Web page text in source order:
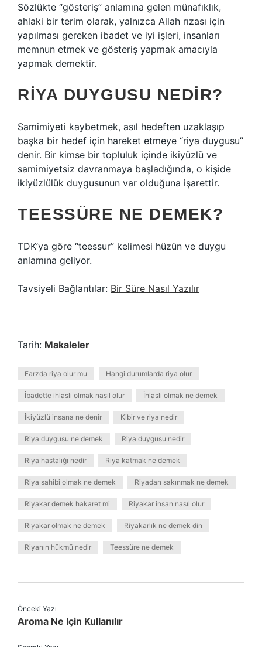
Sözlükte “gösteriş” anlamına gelen münafıklık,
ahlaki bir terim olarak, yalnızca Allah rızası için
yapılması gereken ibadet ve iyi işleri, insanları
memnun etmek ve gösteriş yapmak amacıyla
yapmak demektir.
RIYA DUYGUSU NEDIR?
Samimiyeti kaybetmek, asıl hedeften uzaklaşıp
başka bir hedef için hareket etmeye “riya duygusu”
denir. Bir kimse bir topluluk içinde ikiyüzlü ve
samimiyetsiz davranmaya başladığında, o kişide
ikiyüzlülük duygusunun var olduğuna işarettir.
TEESSÜRE NE DEMEK?
TDK’ya göre “teessur” kelimesi hüzün ve duygu
anlamına geliyor.
Tavsiyeli Bağlantılar: Bir Süre Nasıl Yazılır
Tarih: Makaleler
Farzda riya olur mu Hangi durumlarda riya olur
İbadette ihlaslı olmak nasıl olur İhlaslı olmak ne demek
İkiyüzlü insana ne denir Kibir ve riya nedir
Riya duygusu ne demek Riya duygusu nedir
Riya hastalığı nedir Riya katmak ne demek
Riya sahibi olmak ne demek Riyadan sakınmak ne demek
Riyakar demek hakaret mi Riyakar insan nasıl olur
Riyakar olmak ne demek Riyakarlık ne demek din
Riyanın hükmü nedir Teessüre ne demek
Önceki Yazı
Aroma Ne Için Kullanılır